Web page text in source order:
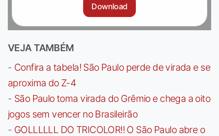
Download
VEJA TAMBÉM
- Confira a tabela! São Paulo perde de virada e se
aproxima do Z-4
- São Paulo toma virada do Grêmio e chega a oito
jogos sem vencer no Brasileirão
- GOLLLLLL DO TRICOLOR!! O São Paulo abre o